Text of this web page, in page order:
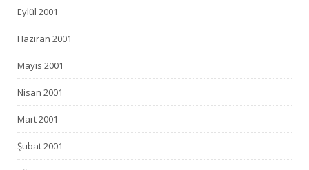
Eylül 2001
Haziran 2001
Mayıs 2001
Nisan 2001
Mart 2001
Şubat 2001